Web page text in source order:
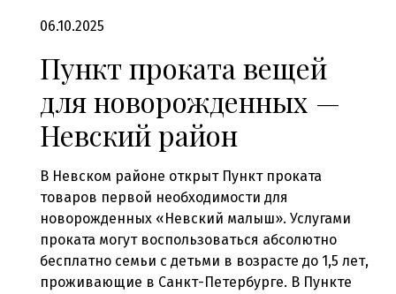
06.10.2025
Пункт проката вещей
для новорожденных —
Невский район
В Невском районе открыт Пункт проката
товаров первой необходимости для
новорожденных «Невский малыш». Услугами
проката могут воспользоваться абсолютно
бесплатно семьи с детьми в возрасте до 1,5 лет,
проживающие в Санкт-Петербурге. В Пункте